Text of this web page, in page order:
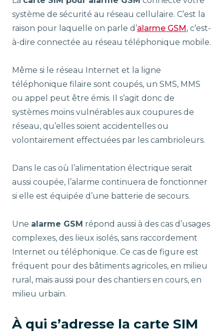
système de sécurité au réseau cellulaire. C’est la
raison pour laquelle on parle d’alarme GSM, c’est-
à-dire connectée au réseau téléphonique mobile.
Même si le réseau Internet et la ligne
téléphonique filaire sont coupés, un SMS, MMS
ou appel peut être émis. Il s’agit donc de
systèmes moins vulnérables aux coupures de
réseau, qu’elles soient accidentelles ou
volontairement effectuées par les cambrioleurs.
Dans le cas où l’alimentation électrique serait
aussi coupée, l’alarme continuera de fonctionner
si elle est équipée d’une batterie de secours.
Une alarme GSM répond aussi à des cas d’usages
complexes, des lieux isolés, sans raccordement
Internet ou téléphonique. Ce cas de figure est
fréquent pour des bâtiments agricoles, en milieu
rural, mais aussi pour des chantiers en cours, en
milieu urbain.
À qui s’adresse la carte SIM